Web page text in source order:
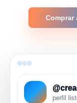
Comprar
perfil